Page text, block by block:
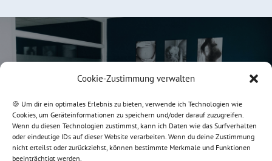
Cookie-Zustimmung verwalten
🍪 Um dir ein optimales Erlebnis zu bieten, verwende ich Technologien wie
Cookies, um Geräteinformationen zu speichern und/oder darauf zuzugreifen.
Wenn du diesen Technologien zustimmst, kann ich Daten wie das Surfverhalten
oder eindeutige IDs auf dieser Website verarbeiten. Wenn du deine Zustimmung
nicht erteilst oder zurückziehst, können bestimmte Merkmale und Funktionen
beeinträchtigt werden.
Vorheriger Kurs
Circle